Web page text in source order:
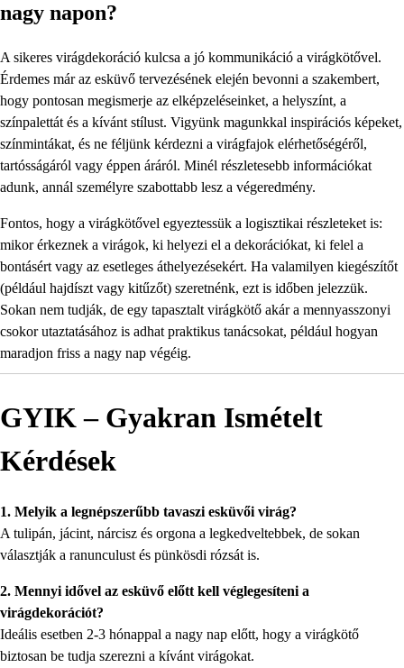
nagy napon?
A sikeres virágdekoráció kulcsa a jó kommunikáció a virágkötővel.
Érdemes már az esküvő tervezésének elején bevonni a szakembert,
hogy pontosan megismerje az elképzeléseinket, a helyszínt, a
színpalettát és a kívánt stílust. Vigyünk magunkkal inspirációs képeket,
színmintákat, és ne féljünk kérdezni a virágfajok elérhetőségéről,
tartósságáról vagy éppen áráról. Minél részletesebb információkat
adunk, annál személyre szabottabb lesz a végeredmény.
Fontos, hogy a virágkötővel egyeztessük a logisztikai részleteket is:
mikor érkeznek a virágok, ki helyezi el a dekorációkat, ki felel a
bontásért vagy az esetleges áthelyezésekért. Ha valamilyen kiegészítőt
(például hajdíszt vagy kitűzőt) szeretnénk, ezt is időben jelezzük.
Sokan nem tudják, de egy tapasztalt virágkötő akár a mennyasszonyi
csokor utaztatásához is adhat praktikus tanácsokat, például hogyan
maradjon friss a nagy nap végéig.
GYIK – Gyakran Ismételt
Kérdések
1. Melyik a legnépszerűbb tavaszi esküvői virág?
A tulipán, jácint, nárcisz és orgona a legkedveltebbek, de sokan
választják a ranunculust és pünkösdi rózsát is.
2. Mennyi idővel az esküvő előtt kell véglegesíteni a
virágdekorációt?
Ideális esetben 2-3 hónappal a nagy nap előtt, hogy a virágkötő
biztosan be tudja szerezni a kívánt virágokat.